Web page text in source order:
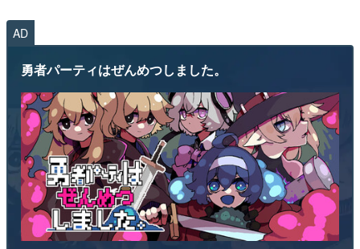
AD
勇者パーティはぜんめつしました。